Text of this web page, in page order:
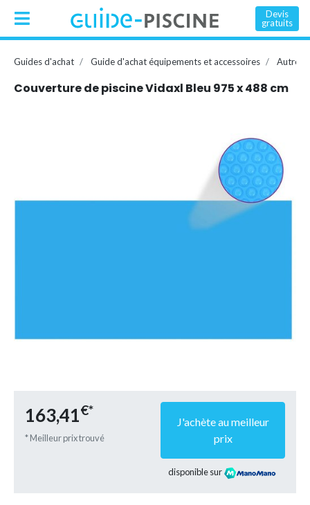
Devis
gratuits
Guides d'achat Guide d'achat équipements et accessoires Autres
Couverture de piscine Vidaxl Bleu 975 x 488 cm
163,41€*
* Meilleur prix trouvé
J'achète au meilleur
prix
disponible sur